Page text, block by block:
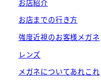
お店紹介
お店までの行き方
強度近視のお客様メガネ
レンズ
メガネについてあれこれ